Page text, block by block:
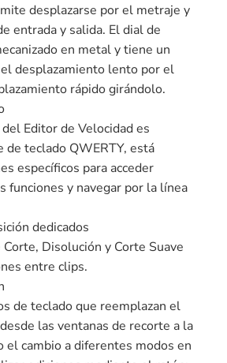
desplazarse por el metraje y
entrada y salida. El dial de
en metal y tiene un
desplazamiento lento por el
rápido girándolo.
Editor de Velocidad es
de teclado QWERTY, está
específicos para acceder
funciones y navegar por la línea
dedicados
Disolución y Corte Suave
entre clips.
de teclado que reemplazan el
las ventanas de recorte a la
el cambio a diferentes modos en